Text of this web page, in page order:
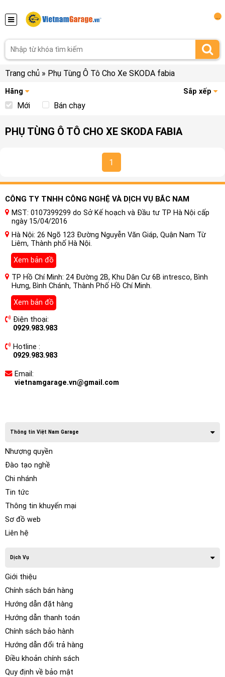
Trang chủ » Phụ Tùng Ô Tô Cho Xe SKODA fabia
Hãng Sắp xếp
Mới Bán chạy
PHỤ TÙNG Ô TÔ CHO XE SKODA FABIA
1
CÔNG TY TNHH CÔNG NGHỆ VÀ DỊCH VỤ BẮC NAM
MST: 0107399299 do Sở Kế hoạch và Đầu tư TP Hà Nội cấp
ngày 15/04/2016
Hà Nội: 26 Ngõ 123 Đường Nguyễn Văn Giáp, Quận Nam Từ
Liêm, Thành phố Hà Nội.
Xem bản đồ
TP Hồ Chí Minh: 24 Đường 2B, Khu Dân Cư 6B intresco, Bình
Hưng, Bình Chánh, Thành Phố Hồ Chí Minh.
Xem bản đồ
Điện thoại:
0929.983.983
Hotline :
0929.983.983
Email:
vietnamgarage.vn@gmail.com
Thông tin Việt Nam Garage
Nhượng quyền
Đào tạo nghề
Chi nhánh
Tin tức
Thông tin khuyến mại
Sơ đồ web
Liên hệ
Dịch Vụ
Giới thiệu
Chính sách bán hàng
Hướng dẫn đặt hàng
Hướng dẫn thanh toán
Chính sách bảo hành
Hướng dẫn đổi trả hàng
Điều khoản chính sách
Quy định về bảo mật